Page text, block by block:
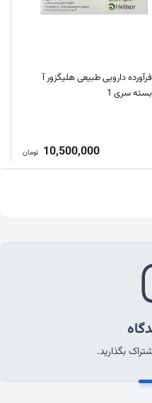
فرآورده دارویی طبیعی هلیگزور آ
بسته سری 1
10,500,000 تومان
بگذارید.